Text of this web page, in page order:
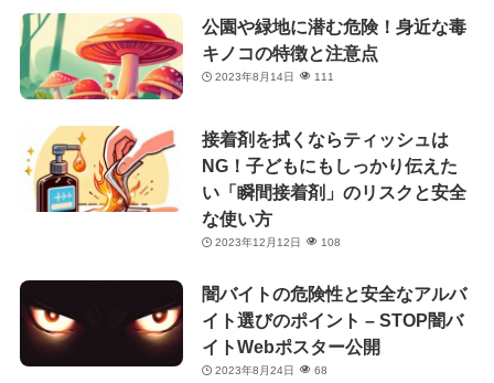
公園や緑地に潜む危険！身近な毒
キノコの特徴と注意点
2023年8月14日 111
接着剤を拭くならティッシュは
NG！子どもにもしっかり伝えた
い「瞬間接着剤」のリスクと安全
な使い方
2023年12月12日 108
闇バイトの危険性と安全なアルバ
イト選びのポイント – STOP闇バ
イトWebポスター公開
2023年8月24日 68